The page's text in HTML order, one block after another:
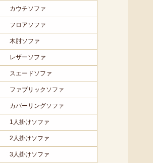
カウチソファ
フロアソファ
木肘ソファ
レザーソファ
スエードソファ
ファブリックソファ
カバーリングソファ
1人掛けソファ
2人掛けソファ
3人掛けソファ